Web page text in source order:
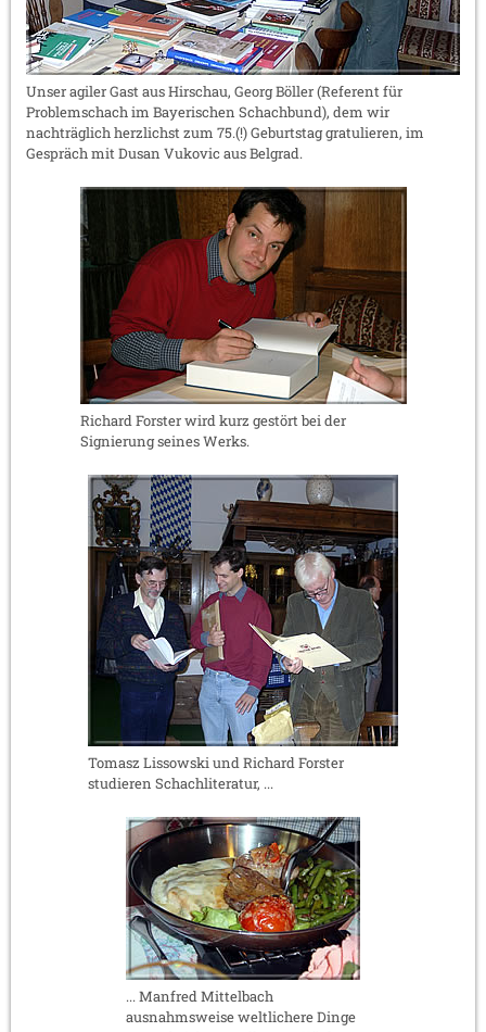
Unser agiler Gast aus Hirschau, Georg Böller (Referent für
Problemschach im Bayerischen Schachbund), dem wir
nachträglich herzlichst zum 75.(!) Geburtstag gratulieren, im
Gespräch mit Dusan Vukovic aus Belgrad.
Richard Forster wird kurz gestört bei der
Signierung seines Werks.
Tomasz Lissowski und Richard Forster
studieren Schachliteratur, ...
... Manfred Mittelbach
ausnahmsweise weltlichere Dinge